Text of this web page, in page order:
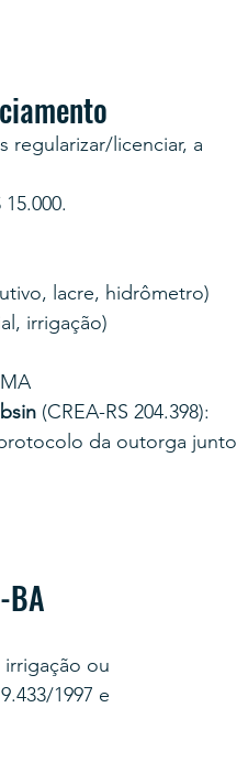
regularizar/licenciar, a
15.000.
lacre, hidrômetro)
irrigação)
(CREA-RS 204.398):
da outorga junto
BA
irrigação ou
1997 e